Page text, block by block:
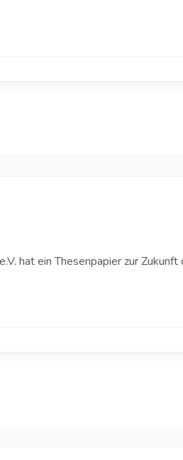
hat ein Thesenpapier zur